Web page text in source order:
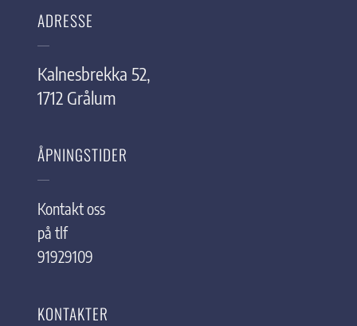
ADRESSE
Kalnesbrekka 52,
1712 Grålum
ÅPNINGSTIDER
Kontakt oss
på tlf
91929109
KONTAKTER